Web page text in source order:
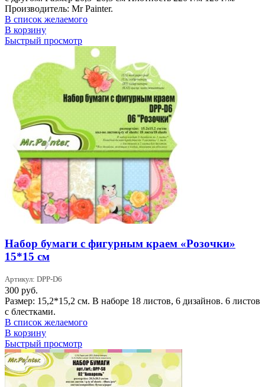
Производитель: Mr Painter.
В список желаемого
В корзину
Быстрый просмотр
Набор бумаги с фигурным краем «Розочки»
15*15 см
Артикул: DPP-D6
300 руб.
Размер: 15,2*15,2 см. В наборе 18 листов, 6 дизайнов. 6 листов
с блестками.
В список желаемого
В корзину
Быстрый просмотр